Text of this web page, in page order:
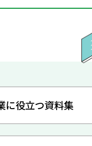
に役立つ資料集